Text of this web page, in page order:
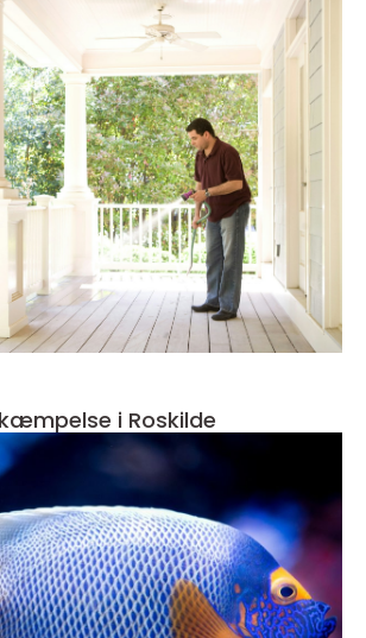
i Roskilde